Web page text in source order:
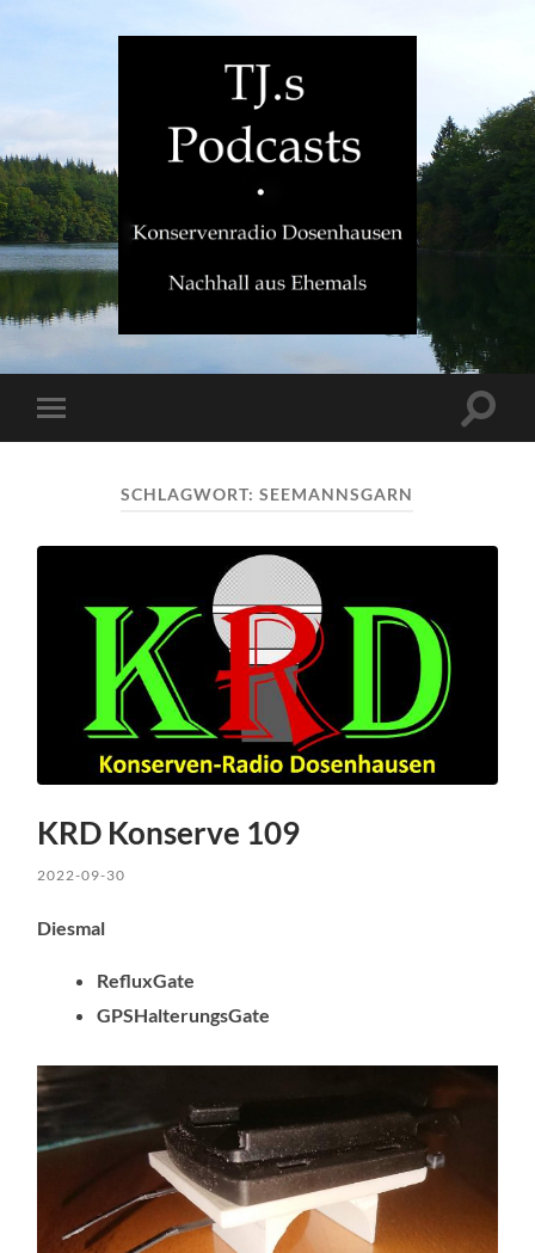
TJ.s
Mobile-
Menü
SCHLAGWORT:SEEMANNSGARN
KRD Konserve 109
2022-09-30
Diesmal
RefluxGate
GPSHalterungsGate